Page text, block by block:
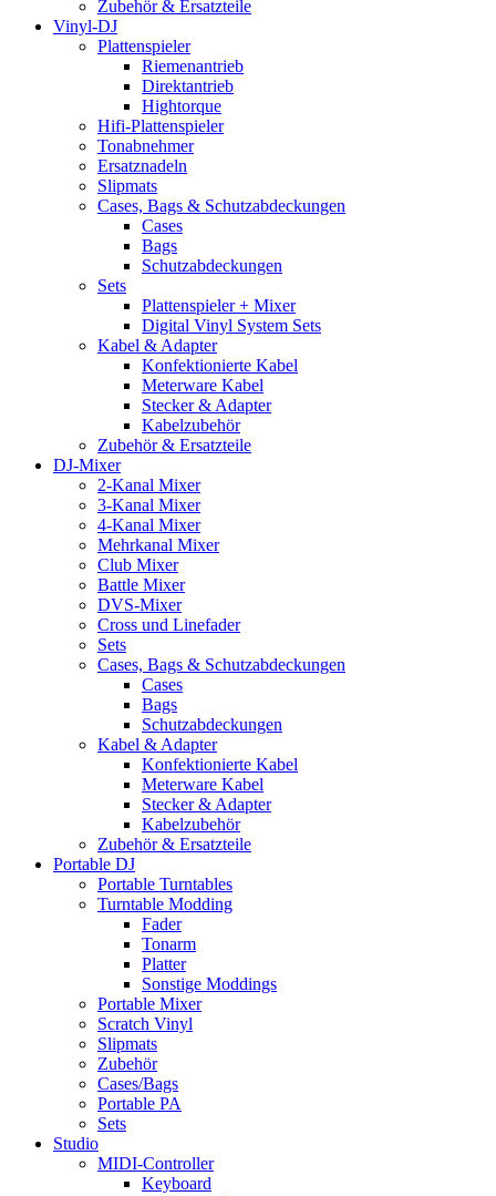
Zubehör & Ersatzteile
Vinyl-DJ
Plattenspieler
Riemenantrieb
Direktantrieb
Hightorque
Hifi-Plattenspieler
Tonabnehmer
Ersatznadeln
Slipmats
Cases, Bags & Schutzabdeckungen
Cases
Bags
Schutzabdeckungen
Sets
Plattenspieler + Mixer
Digital Vinyl System Sets
Kabel & Adapter
Konfektionierte Kabel
Meterware Kabel
Stecker & Adapter
Kabelzubehör
Zubehör & Ersatzteile
DJ-Mixer
2-Kanal Mixer
3-Kanal Mixer
4-Kanal Mixer
Mehrkanal Mixer
Club Mixer
Battle Mixer
DVS-Mixer
Cross und Linefader
Sets
Cases, Bags & Schutzabdeckungen
Cases
Bags
Schutzabdeckungen
Kabel & Adapter
Konfektionierte Kabel
Meterware Kabel
Stecker & Adapter
Kabelzubehör
Zubehör & Ersatzteile
Portable DJ
Portable Turntables
Turntable Modding
Fader
Tonarm
Platter
Sonstige Moddings
Portable Mixer
Scratch Vinyl
Slipmats
Zubehör
Cases/Bags
Portable PA
Sets
Studio
MIDI-Controller
Keyboard